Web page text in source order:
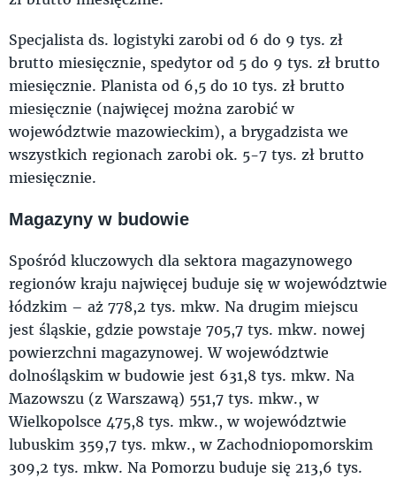
Specjalista ds. logistyki zarobi od 6 do 9 tys. zł
brutto miesięcznie, spedytor od 5 do 9 tys. zł brutto
miesięcznie. Planista od 6,5 do 10 tys. zł brutto
miesięcznie (najwięcej można zarobić w
województwie mazowieckim), a brygadzista we
wszystkich regionach zarobi ok. 5-7 tys. zł brutto
miesięcznie.
Magazyny w budowie
Spośród kluczowych dla sektora magazynowego
regionów kraju najwięcej buduje się w województwie
łódzkim – aż 778,2 tys. mkw. Na drugim miejscu
jest śląskie, gdzie powstaje 705,7 tys. mkw. nowej
powierzchni magazynowej. W województwie
dolnośląskim w budowie jest 631,8 tys. mkw. Na
Mazowszu (z Warszawą) 551,7 tys. mkw., w
Wielkopolsce 475,8 tys. mkw., w województwie
lubuskim 359,7 tys. mkw., w Zachodniopomorskim
309,2 tys. mkw. Na Pomorzu buduje się 213,6 tys.